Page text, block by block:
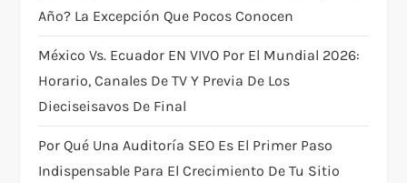
t
i
o
n
Año? La Excepción Que Pocos Conocen
México Vs. Ecuador EN VIVO Por El Mundial 2026:
Horario, Canales De TV Y Previa De Los
Dieciseisavos De Final
Por Qué Una Auditoría SEO Es El Primer Paso
Indispensable Para El Crecimiento De Tu Sitio